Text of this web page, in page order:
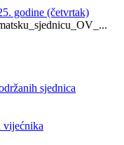
godine (četvrtak)
sjednica
vijećnika